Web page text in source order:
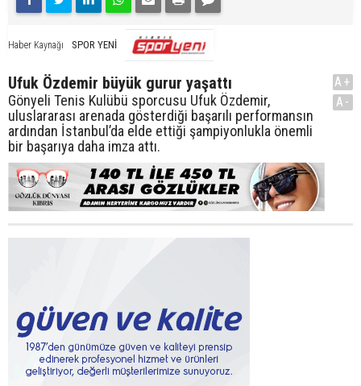
Haber Kaynağı SPOR YENİ
Ufuk Özdemir büyük gurur yaşattı
Gönyeli Tenis Kulübü sporcusu Ufuk Özdemir,
uluslararası arenada gösterdiği başarılı performansın
ardından İstanbul’da elde ettiği şampiyonlukla önemli
bir başarıya daha imza attı.
A+
A-